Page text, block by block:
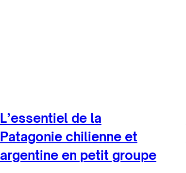
L’essentiel de la
Patagonie chilienne et
argentine en petit groupe